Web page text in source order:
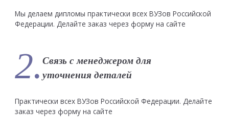
Мы делаем дипломы практически всех ВУЗов Российской
Федерации. Делайте заказ через форму на сайте
2. Связь с менеджером для
уточнения деталей
Практически всех ВУЗов Российской Федерации. Делайте
заказ через форму на сайте